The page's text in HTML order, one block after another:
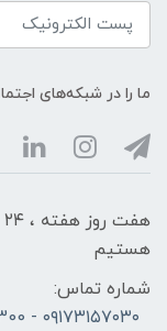
ما را در شبکه‌های
هستیم
شماره تماس:
۰۹۱۷۳۱۵۷۰۳۰ - 09129312300 - 07137742255